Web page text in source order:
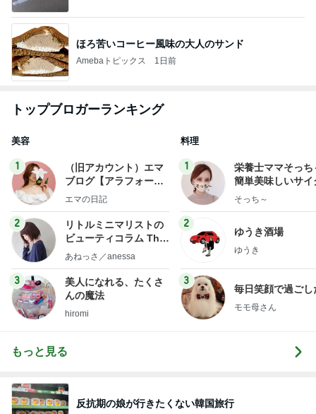
ほろ苦いコーヒー風味の大人のサンド
Amebaトピックス 1日前
トップブロガーランキング
美容
1
（旧アカウント）エマ
ブログ【アラフォー会
社売却セカンドライ
エマの日記
2
リトルミニマリストの
ビューティコラム The
little minimalist's bea
あねっさ／anessa
3
美人になれる、たくさ
んの魔法
hiromi
料理
1
栄養士ママそっち
簡単美味しいサイ
献立
そっち～
2
ゆうき酒場
ゆうき
3
毎日笑顔で過ごし
モモ母さん
もっと見る
反抗期の娘が行きたくない韓国旅行